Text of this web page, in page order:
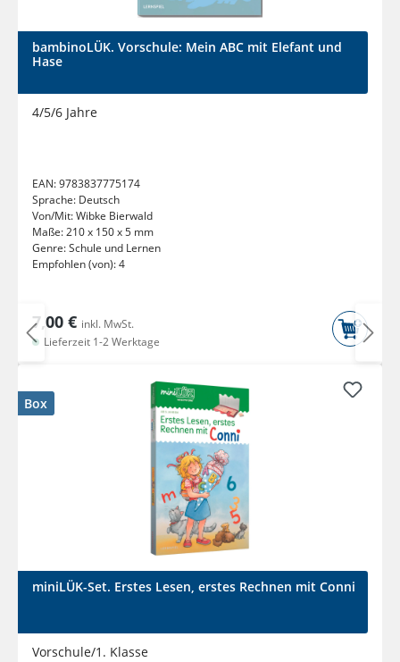
bambinoLÜK. Vorschule: Mein ABC mit Elefant und
Hase
4/5/6 Jahre
EAN:9783837775174
Sprache: Deutsch
Von/Mit:Wibke Bierwald
Maße:210 x 150 x 5 mm
Genre:Schule und Lernen
Empfohlen (von):4
7,00 € inkl. MwSt.
Lieferzeit 1-2 Werktage
Box
miniLÜK-Set. Erstes Lesen, erstes Rechnen mit Conni
Vorschule/1. Klasse